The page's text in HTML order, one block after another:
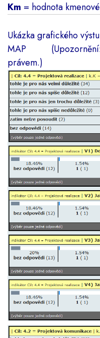
Km = hodnota
Ukázka grafického
MAP (Upozornění:
právem.)